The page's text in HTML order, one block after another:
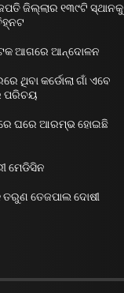
ଜିଲ୍ଲାର ୧୩୯ଟି ସ୍ଥାନକୁ
ଆଗରେ ଆନ୍ଦୋଳନ
ଥିବା କର୍ଡୋଲା ଗାଁ ଏବେ
ପରିଚୟ
ଘରେ ଆରମ୍ଭ ହୋଇଛି
ମେଡିସିନ
ତରୁଣ ତେଜପାଲ ଦୋଷୀ